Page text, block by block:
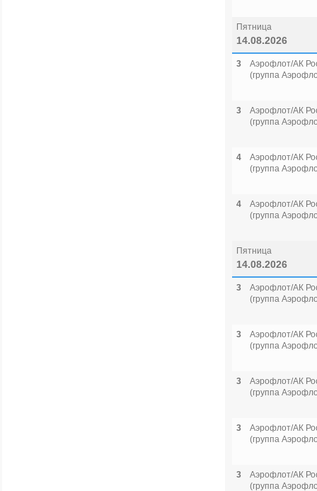
Пятница
14.08.2026
3
Аэрофлот/АК
(группа
3
Аэрофлот/АК
(группа
4
Аэрофлот/АК
(группа
4
Аэрофлот/АК
(группа
Пятница
14.08.2026
3
Аэрофлот/АК
(группа
3
Аэрофлот/АК
(группа
3
Аэрофлот/АК
(группа
3
Аэрофлот/АК
(группа
3
Аэрофлот/АК
(группа